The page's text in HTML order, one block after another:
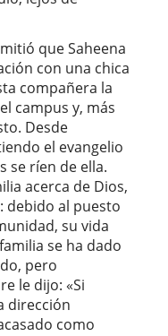
que Saheena
con una chica
compañera la
campus y, más
Desde
el evangelio
se ríen de ella.
acerca de Dios,
debido al puesto
su vida
se ha dado
pero
le dijo: «Si
dirección
como